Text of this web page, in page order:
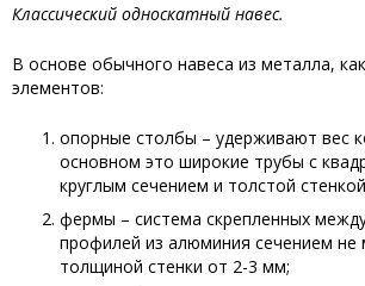
Классический односкатный навес.
В основе обычного навеса из металла,
элементов:
опорные столбы – удерживают вес
основном это широкие трубы с
круглым сечением и толстой
фермы – система скрепленных
профилей из алюминия сечением не
толщиной стенки от 2-3 мм;